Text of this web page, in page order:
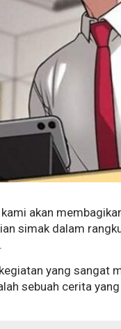
akan
simak dalam
yang sangat
sebuah cerita